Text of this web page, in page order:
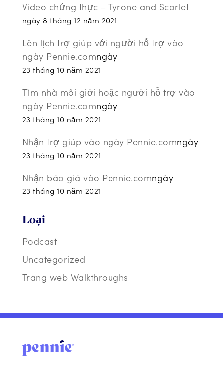
Video chứng thực – Tyrone and Scarlet
ngày 8 tháng 12 năm 2021
Lên lịch trợ giúp với người hỗ trợ vào
ngày Pennie.comngày
23 tháng 10 năm 2021
Tìm nhà môi giới hoặc người hỗ trợ vào
ngày Pennie.comngày
23 tháng 10 năm 2021
Nhận trợ giúp vào ngày Pennie.comngày
23 tháng 10 năm 2021
Nhận báo giá vào Pennie.comngày
23 tháng 10 năm 2021
Loại
Podcast
Uncategorized
Trang web Walkthroughs